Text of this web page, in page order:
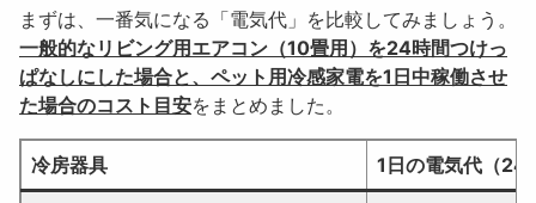
まずは、一番気になる「電気代」を比較してみましょう。
一般的なリビング用エアコン（10畳用）を24時間つけっ
ぱなしにした場合と、ペット用冷感家電を1日中稼働させ
た場合のコスト目安をまとめました。
冷房器具 1日の電気代（24